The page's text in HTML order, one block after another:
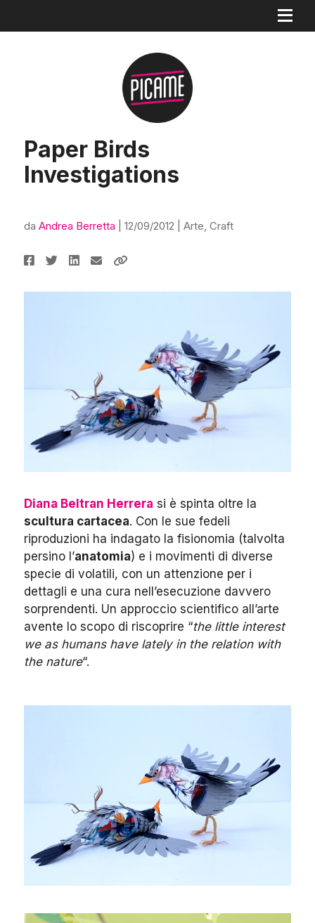
Paper Birds
Investigations
da Andrea Berretta 12/09/2012 Arte, Craft
Diana Beltran Herrera si è spinta oltre la
scultura cartacea. Con le sue fedeli
riproduzioni ha indagato la fisionomia (talvolta
persino l’anatomia) e i movimenti di diverse
specie di volatili, con un attenzione per i
dettagli e una cura nell’esecuzione davvero
sorprendenti. Un approccio scientifico all’arte
avente lo scopo di riscoprire “the little interest
we as humans have lately in the relation with
the nature“.